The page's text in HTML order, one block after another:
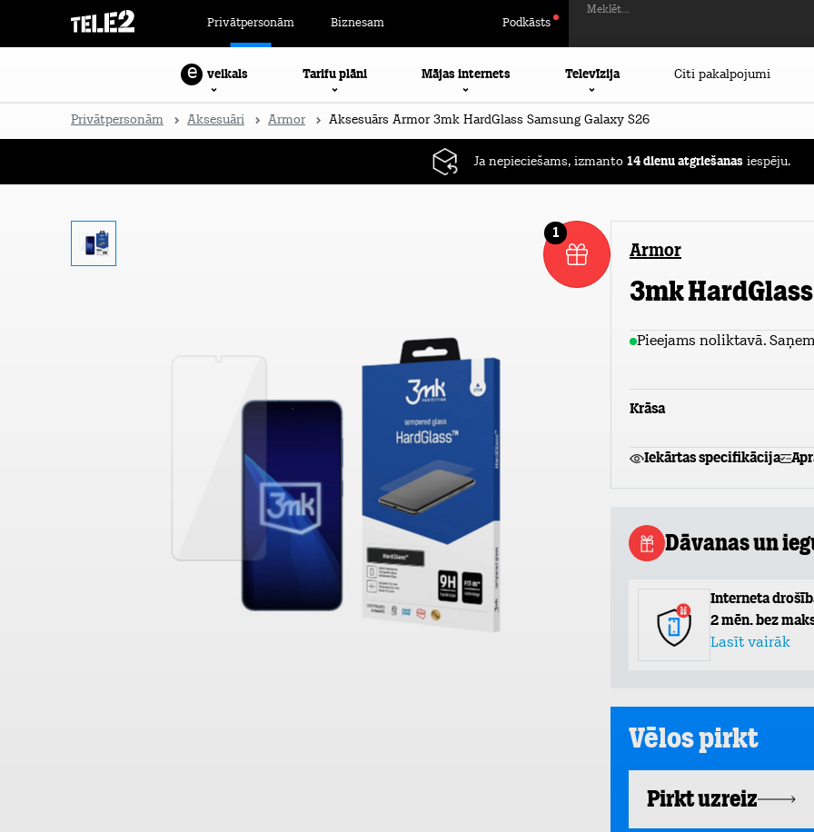
Privātpersonām Biznesam Podkāsts
Meklēt...
e veikals Tarifu plāni Mājas internets Televīzija Citi pakalpojumi
Privātpersonām Aksesuāri Armor Aksesuārs Armor 3mk HardGlass Samsung Galaxy S26
Ja nepieciešams, izmanto 14 dienu atgriešanasiespēju.
1
Armor
3mk
Pieejams noliktavā.
Krāsa
Iekārtas specifikācija
Dāvanas un
Interneta
2 mēn. bez
Lasīt vairāk
Vēlos pirkt
Pirkt uzreiz